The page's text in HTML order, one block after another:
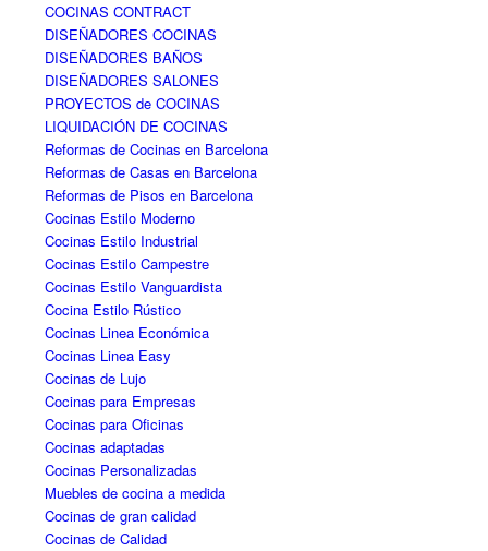
COCINAS CONTRACT
DISEÑADORES COCINAS
DISEÑADORES BAÑOS
DISEÑADORES SALONES
PROYECTOS de COCINAS
LIQUIDACIÓN DE COCINAS
Reformas de Cocinas en Barcelona
Reformas de Casas en Barcelona
Reformas de Pisos en Barcelona
Cocinas Estilo Moderno
Cocinas Estilo Industrial
Cocinas Estilo Campestre
Cocinas Estilo Vanguardista
Cocina Estilo Rústico
Cocinas Linea Económica
Cocinas Linea Easy
Cocinas de Lujo
Cocinas para Empresas
Cocinas para Oficinas
Cocinas adaptadas
Cocinas Personalizadas
Muebles de cocina a medida
Cocinas de gran calidad
Cocinas de Calidad